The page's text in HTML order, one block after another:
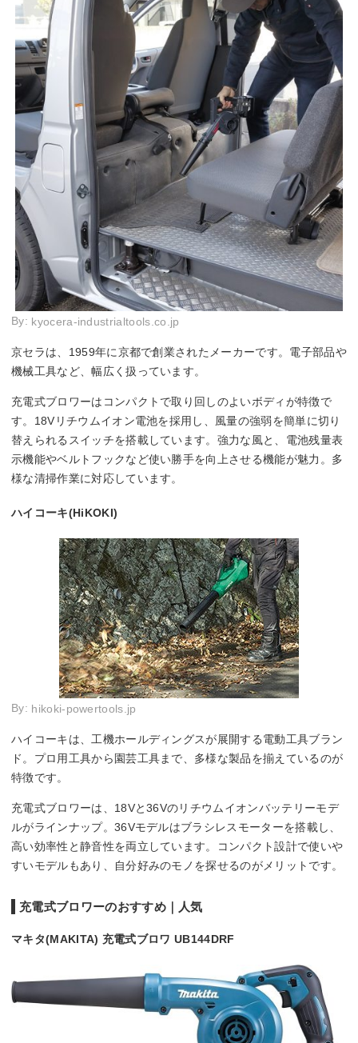
By: kyocera-industrialtools.co.jp
京セラは、1959年に京都で創業されたメーカーです。電子部品や
機械工具など、幅広く扱っています。
充電式ブロワーはコンパクトで取り回しのよいボディが特徴で
す。18Vリチウムイオン電池を採用し、風量の強弱を簡単に切り
替えられるスイッチを搭載しています。強力な風と、電池残量表
示機能やベルトフックなど使い勝手を向上させる機能が魅力。多
様な清掃作業に対応しています。
ハイコーキ(HiKOKI)
By: hikoki-powertools.jp
ハイコーキは、工機ホールディングスが展開する電動工具ブラン
ド。プロ用工具から園芸工具まで、多様な製品を揃えているのが
特徴です。
充電式ブロワーは、18Vと36Vのリチウムイオンバッテリーモデ
ルがラインナップ。36Vモデルはブラシレスモーターを搭載し、
高い効率性と静音性を両立しています。コンパクト設計で使いや
すいモデルもあり、自分好みのモノを探せるのがメリットです。
充電式ブロワーのおすすめ｜人気
マキタ(MAKITA) 充電式ブロワ UB144DRF